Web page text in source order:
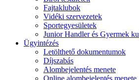
Fajtaklubok
Vidéki szervezetek
Sportegyesületek
Junior Handler és Gyermek
Ügyintézés
Letölthető dokumentumok
Díjszabás
Alombejelentés menete
Online alombejelentés menete